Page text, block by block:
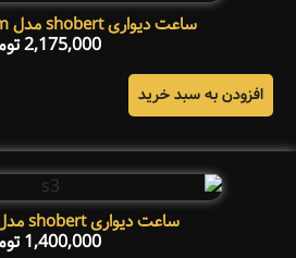
ساعت دیواری shobert مدل 4011N-30-42cm
2,175,000
افزودن به سبد خرید
ساعت دیواری shobert مدل6212- 60CM
1,400,000